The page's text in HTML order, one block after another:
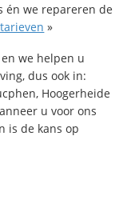
én we repareren de
»
en we helpen u
dus ook in:
Hoogerheide
u voor ons
is de kans op